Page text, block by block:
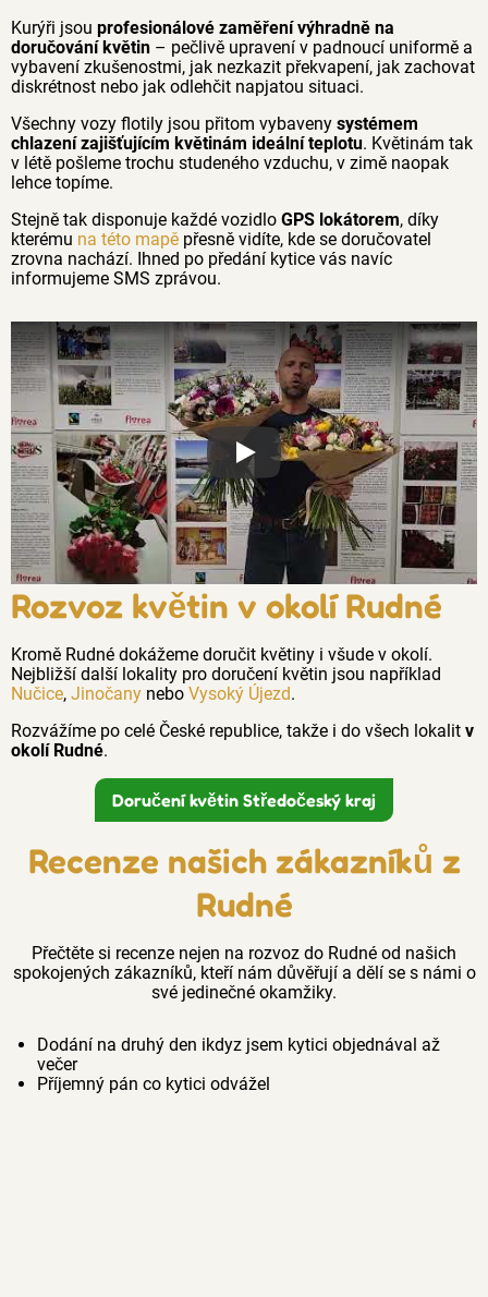
Kurýři jsou profesionálové zaměření výhradně na
doručování květin – pečlivě upravení v padnoucí uniformě a
vybavení zkušenostmi, jak nezkazit překvapení, jak zachovat
diskrétnost nebo jak odlehčit napjatou situaci.
Všechny vozy flotily jsou přitom vybaveny systémem
chlazení zajišťujícím květinám ideální teplotu. Květinám tak
v létě pošleme trochu studeného vzduchu, v zimě naopak
lehce topíme.
Stejně tak disponuje každé vozidlo GPS lokátorem, díky
kterému na této mapě přesně vidíte, kde se doručovatel
zrovna nachází. Ihned po předání kytice vás navíc
informujeme SMS zprávou.
Proč jsou květiny z Florea tak
Rozvoz květin v okolí Rudné
Kromě Rudné dokážeme doručit květiny i všude v okolí.
Nejbližší další lokality pro doručení květin jsou například
Nučice, Jinočany nebo Vysoký Újezd.
Rozvážíme po celé České republice, takže i do všech lokalit v
okolí Rudné.
Doručení květin Středočeský kraj
Recenze našich zákazníků z
Rudné
Přečtěte si recenze nejen na rozvoz do Rudné od našich
spokojených zákazníků, kteří nám důvěřují a dělí se s námi o
své jedinečné okamžiky.
Dodání na druhý den ikdyz jsem kytici objednával až
večer
Příjemný pán co kytici odvážel